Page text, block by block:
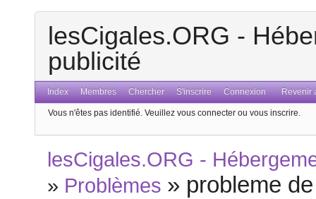
lesCigales.ORG -
publicité
Index Membres Chercher S'inscrire Connexion Revenir
Vous n'êtes pas identifié. Veuillez vous connecter ou vous inscrire.
lesCigales.ORG -
» Problèmes » probleme